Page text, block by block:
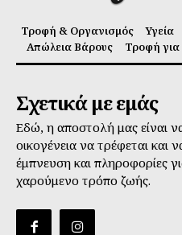
Τροφή & Οργανισμός Υγεία
Απώλεια Βάρους
Τροφή
Σχετικά με εμάς
Εδώ, η αποστολή μας είναι
οικογένεια να τρέφεται και
έμπνευση και πληροφορίες
χαρούμενο τρόπο ζωής.